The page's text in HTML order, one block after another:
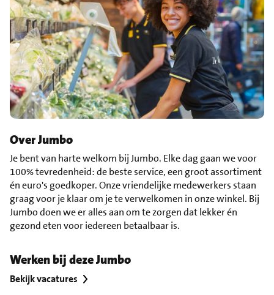
Over Jumbo
Je bent van harte welkom bij Jumbo. Elke dag gaan we voor
100% tevredenheid: de beste service, een groot assortiment
én euro's goedkoper. Onze vriendelijke medewerkers staan
graag voor je klaar om je te verwelkomen in onze winkel. Bij
Jumbo doen we er alles aan om te zorgen dat lekker én
gezond eten voor iedereen betaalbaar is.
Werken bij deze Jumbo
Bekijk vacatures